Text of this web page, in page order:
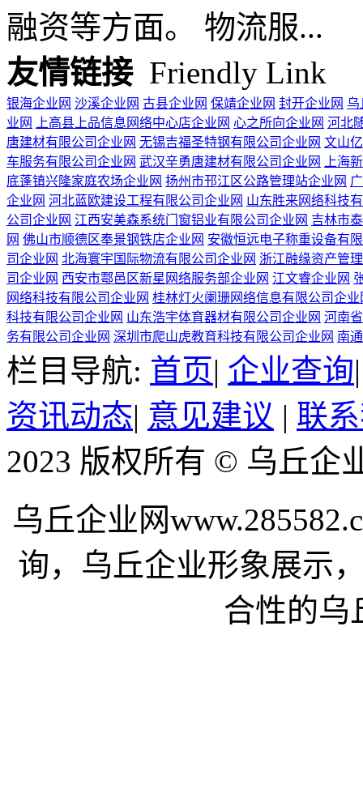
融资等方面。 物流服...
友情链接Friendly Link
银海企业网 沙溪企业网 古县企业网 保靖企业网 封开企业网 乌
业网
上高县上品信息网络中心店企业网 心之所向企业网 河北
唐建材有限公司企业网 无锡吉福圣特钢有限公司企业网 文山
车服务有限公司企业网 武汉辛勇唐建材有限公司企业网
上海
底蓬镇兴隆家庭农场企业网 扬州市邗江区公路管理站企业网
企业网 河北蓝欧建设工程有限公司企业网 山东胜来网络科技
公司企业网 江西安美森系统门窗铝业有限公司企业网 吉林市
网 佛山市顺德区奉景钢铁店企业网 安徽恒远电子称重设备有
司企业网 北海寰宇国际物流有限公司企业网 浙江融缘资产管
司企业网 西安市鄠邑区新星网络服务部企业网 江文睿企业网
网络科技有限公司企业网 桂林灯火阑珊网络信息有限公司企业
科技有限公司企业网 山东浩宇体育器材有限公司企业网 河南
务有限公司企业网 深圳市爬山虎教育科技有限公司企业网 南
栏目导航: 首页| 企业查询
资讯动态| 意见建议 | 联
2023 版权所有 © 乌丘企
乌丘企业网
询，乌丘企业形象展示
合性的乌